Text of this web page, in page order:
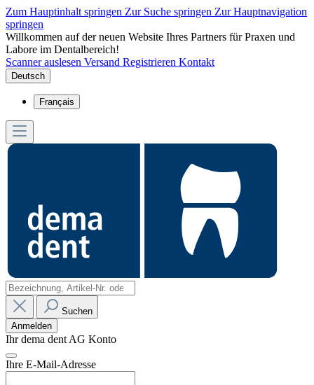
Zum Hauptinhalt springen Zur Suche springen Zur Hauptnavigation
springen
Willkommen auf der neuen Website Ihres Partners für Praxen und
Labore im Dentalbereich!
Scanner auslesen Versand Registrieren Kontakt
Deutsch
Français
Suchen
Anmelden
Ihr dema dent AG Konto
Ihre E-Mail-Adresse